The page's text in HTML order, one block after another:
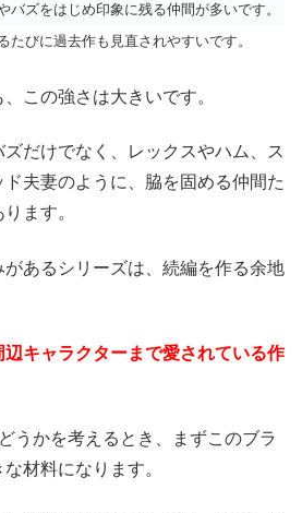
バズをはじめ印象に残る仲間が多いです。
たびに過去作も見直されやすいです。
この強さは大きいです。
だけでなく、レックスやハム、ス
夫妻のように、脇を固める仲間た
ます。
あるシリーズは、続編を作る余地
キャラクターまで愛されている作
うかを考えるとき、まずこのブラ
材料になります。